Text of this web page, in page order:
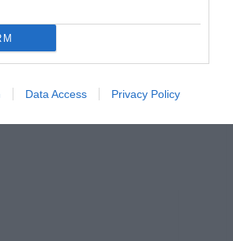
Data Access Privacy Policy